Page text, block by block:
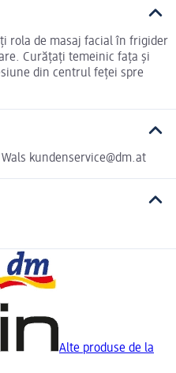
rola de masaj facial în frigider
Curățați temeinic fața și
din centrul feței spre
kundenservice@dm.at
Alte produse de la